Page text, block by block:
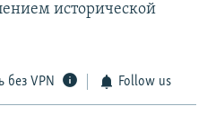
исторической
без VPN Follow us